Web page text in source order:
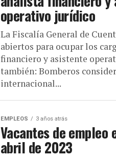
operativo jurídico
La Fiscalía General de
abiertos para ocupar los
financiero y asistente
también: Bomberos
internacional...
EMPLEOS 3 años atrás
Vacantes de empleo
abril de 2023